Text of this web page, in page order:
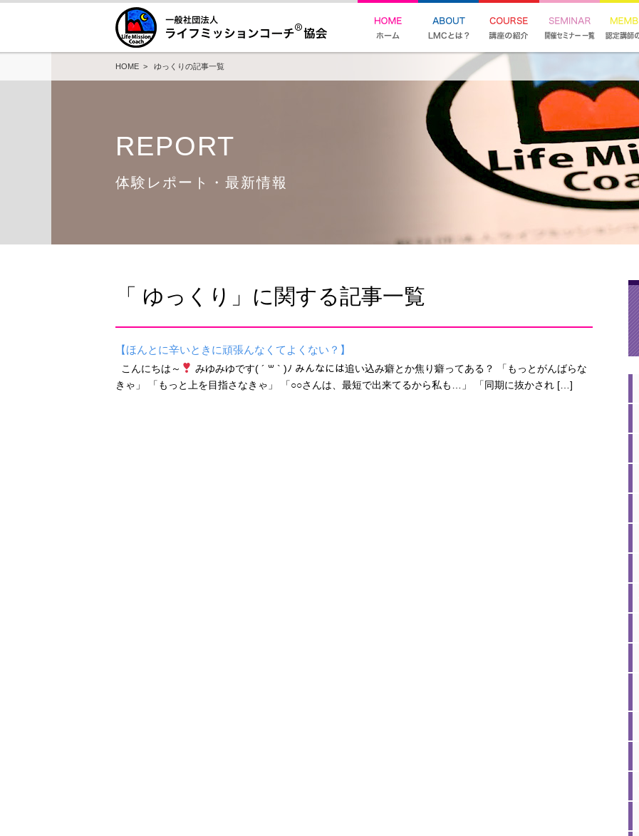
HOME > ゆっくりの記事一覧
REPORT
体験レポート・最新情報
「 ゆっくり」に関する記事一覧
【ほんとに辛いときに頑張んなくてよくない？】
こんにちは～
みゆみゆです( ´ ꒳ ` )ﾉ みんなには追い込み癖とか焦り癖ってある？ 「もっとがんばらな
きゃ」 「もっと上を目指さなきゃ」 「○○さんは、最短で出来てるから私も…」 「同期に抜かされ […]